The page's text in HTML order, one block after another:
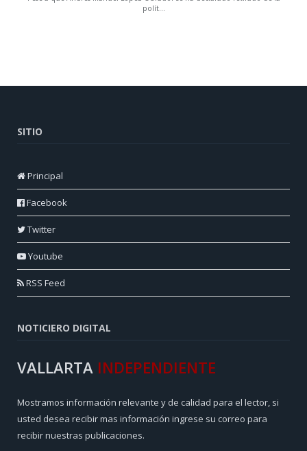
SITIO
Principal
Facebook
Twitter
Youtube
RSS Feed
NOTICIERO DIGITAL
VALLARTA INDEPENDIENTE
Mostramos información relevante y de calidad para el lector, si
usted desea recibir mas información ingrese su correo para
recibir nuestras publicaciones.